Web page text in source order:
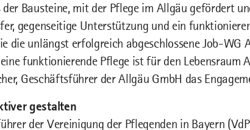
Bausteine, mit der Pflege im Allgäu gefördert
gegenseitige Unterstützung und ein
die unlängst erfolgreich abgeschlossene Job-WG
funktionierende Pflege ist für den Lebensraum
Geschäftsführer der Allgäu GmbH das
gestalten
der Vereinigung der Pflegenden in Bayern